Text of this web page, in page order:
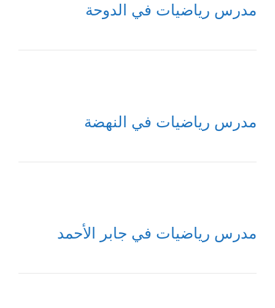
مدرس رياضيات في الدوحة
مدرس رياضيات في النهضة
مدرس رياضيات في جابر الأحمد